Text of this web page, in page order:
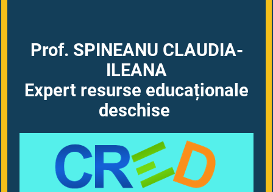
Prof. SPINEANU CLAUDIA-
ILEANA
Expert resurse educaționale
deschise